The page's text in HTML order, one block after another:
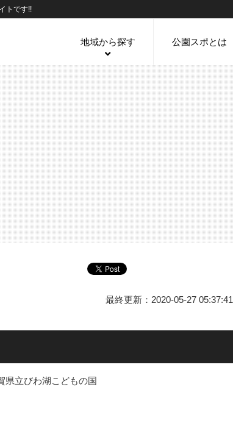
トです!!
地域から探す 公園スポとは
最終更新：2020-05-27 05:37:41